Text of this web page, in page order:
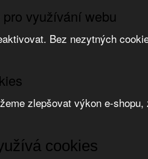
využívání webu
Bez nezytných
zlepšovat výkon e-
cookies